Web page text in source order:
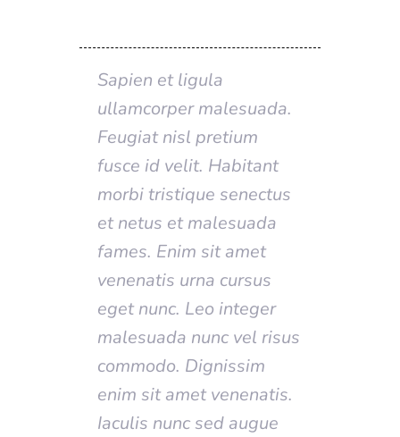
Sapien et ligula
ullamcorper malesuada.
Feugiat nisl pretium
fusce id velit. Habitant
morbi tristique senectus
et netus et malesuada
fames. Enim sit amet
venenatis urna cursus
eget nunc. Leo integer
malesuada nunc vel risus
commodo. Dignissim
enim sit amet venenatis.
Iaculis nunc sed augue